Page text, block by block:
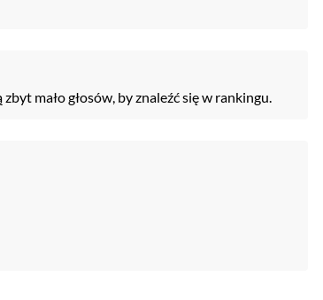
mało głosów, by znaleźć się w rankingu.